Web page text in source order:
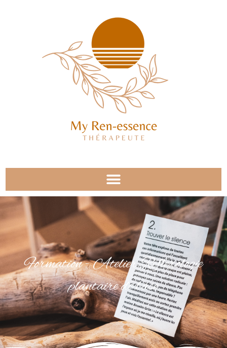
Formation - Atelier Réflexologie
plantaire de base